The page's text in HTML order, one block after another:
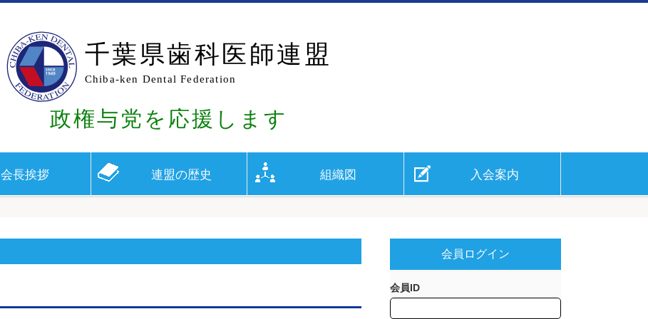
千葉県歯科医師連盟
Chiba-ken Dental Federation
政権与党を応援します
会長挨拶 連盟の歴史 組織図 入会案内
会員ログイン
会員ID